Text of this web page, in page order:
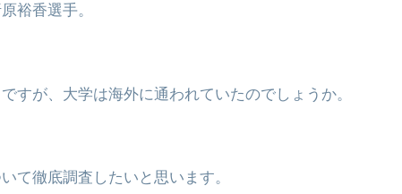
裕香選手。
すが、大学は海外に通われていたのでしょうか。
て徹底調査したいと思います。